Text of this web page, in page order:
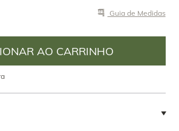
Guia de Medidas